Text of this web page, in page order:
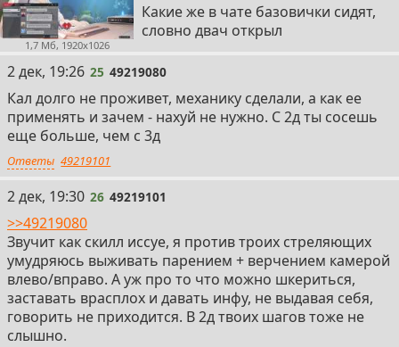
1,7 Мб, 1920x1026
Какие же в чате базовички сидят,
словно двач открыл
25
2 дек, 19:26 25 49219080
Кал долго не проживет, механику сделали, а как ее
применять и зачем - нахуй не нужно. С 2д ты сосешь
еще больше, чем с 3д
Ответы 49219101
26
2 дек, 19:30 26 49219101
>>49219080
Звучит как скилл иссуе, я против троих стреляющих
умудряюсь выживать парением + верчением камерой
влево/вправо. А уж про то что можно шкериться,
заставать врасплох и давать инфу, не выдавая себя,
говорить не приходится. В 2д твоих шагов тоже не
слышно.